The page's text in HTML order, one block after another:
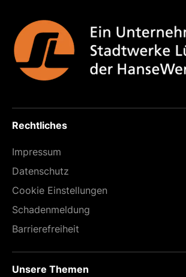
Rechtliches
Impressum
Datenschutz
Cookie Einstellungen
Schaden­meldung
Barrierefreiheit
Unsere Themen